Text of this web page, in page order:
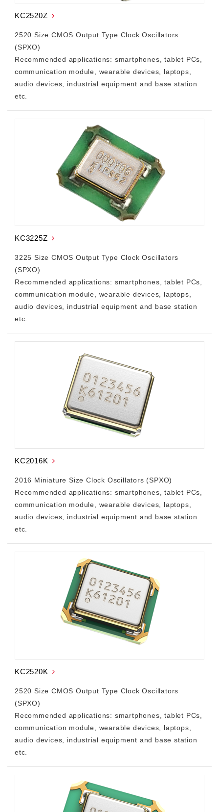
KC2520Z
2520 Size CMOS Output Type Clock Oscillators
(SPXO)
Recommended applications: smartphones, tablet PCs,
communication module, wearable devices, laptops,
audio devices, industrial equipment and base station
etc.
KC3225Z
3225 Size CMOS Output Type Clock Oscillators
(SPXO)
Recommended applications: smartphones, tablet PCs,
communication module, wearable devices, laptops,
audio devices, industrial equipment and base station
etc.
KC2016K
2016 Miniature Size Clock Oscillators (SPXO)
Recommended applications: smartphones, tablet PCs,
communication module, wearable devices, laptops,
audio devices, industrial equipment and base station
etc.
KC2520K
2520 Size CMOS Output Type Clock Oscillators
(SPXO)
Recommended applications: smartphones, tablet PCs,
communication module, wearable devices, laptops,
audio devices, industrial equipment and base station
etc.